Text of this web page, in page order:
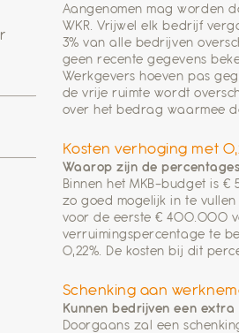
Aangenomen mag worden
WKR. Vrijwel elk bedrijf
3% van alle bedrijven
geen recente gegevens
Werkgevers hoeven pas
de vrije ruimte wordt
over het bedrag waarmee
Kosten verhoging met
Waarop zijn de
Binnen het MKB-budget is
zo goed mogelijk in te
voor de eerste € 400.000
verruimingspercentage te
0,22%. De kosten bij dit
Schenking aan
Kunnen bedrijven een
Doorgaans zal een